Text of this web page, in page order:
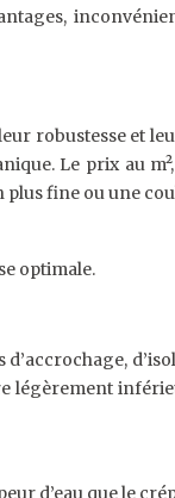
robustesse et
Le prix au
fine ou une
optimale.
légèrement
d’eau que le